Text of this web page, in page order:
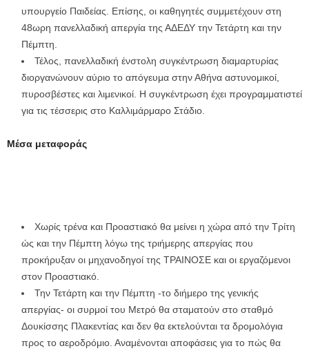
υπουργείο Παιδείας. Επίσης, οι καθηγητές συμμετέχουν στη
48ωρη πανελλαδική απεργία της ΑΔΕΔΥ την Τετάρτη και την
Πέμπτη.
Τέλος, πανελλαδική ένστολη συγκέντρωση διαμαρτυρίας
διοργανώνουν αύριο το απόγευμα στην Αθήνα αστυνομικοί,
πυροσβέστες και λιμενικοί. Η συγκέντρωση έχει προγραμματιστεί
για τις τέσσερις στο Καλλιμάρμαρο Στάδιο.
Μέσα μεταφοράς
Χωρίς τρένα και Προαστιακό θα μείνει η χώρα από την Τρίτη
ώς και την Πέμπτη λόγω της τριήμερης απεργίας που
προκήρυξαν οι μηχανοδηγοί της ΤΡΑΙΝΟΣΕ και οι εργαζόμενοι
στον Προαστιακό.
Την Τετάρτη και την Πέμπτη -το διήμερο της γενικής
απεργίας- οι συρμοί του Μετρό θα σταματούν στο σταθμό
Δουκίσσης Πλακεντίας και δεν θα εκτελούνται τα δρομολόγια
προς το αεροδρόμιο. Αναμένονται αποφάσεις για το πώς θα